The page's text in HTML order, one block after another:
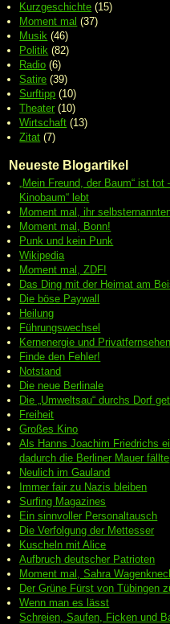
Kurzgeschichte (15)
Moment mal (37)
Musik (46)
Politik (82)
Radio (6)
Satire (39)
Surftipp (10)
Theater (10)
Wirtschaft (13)
Zitat (7)
Neueste Blogartikel
„Mein Freund, der Baum“ ist
Kinobaum“ lebt
Moment mal, ihr
Moment mal, Bonn!
Punk und kein Punk
Wikipedia
Moment mal, ZDF!
Das Ding mit der Heimat am
Die böse Paywall
Heilung
Führungswechsel
Kernenergie und Privatfernsehen
Finde den Fehler!
Notstand
Die neue Berlinale
Die „Umweltsau“ durchs Dorf
Freiheit
Großes Kino
Als Hanns Joachim Friedrichs
dadurch die Berliner Mauer fällte
Neulich im Gauland
Immer fair zu Nazis bleiben
Surfing Magazines
Ein sinnvoller Personaltausch
Die Verfolgung der Mettesser
Kuscheln mit Alice
Aufbruch deutscher Patrioten
Moment mal, Sahra
Der Grüne Fürst von Tübingen
Wenn man es lässt
Schreien, Saufen, Ficken und